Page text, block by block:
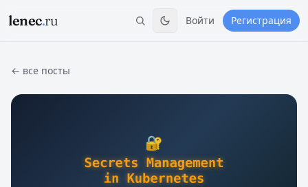
lenec.ru Войти Регистрация
← все посты